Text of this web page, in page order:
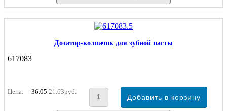
Дозатор-колпачок для зубной пасты
617083
Цена: 36.05 21.63руб.